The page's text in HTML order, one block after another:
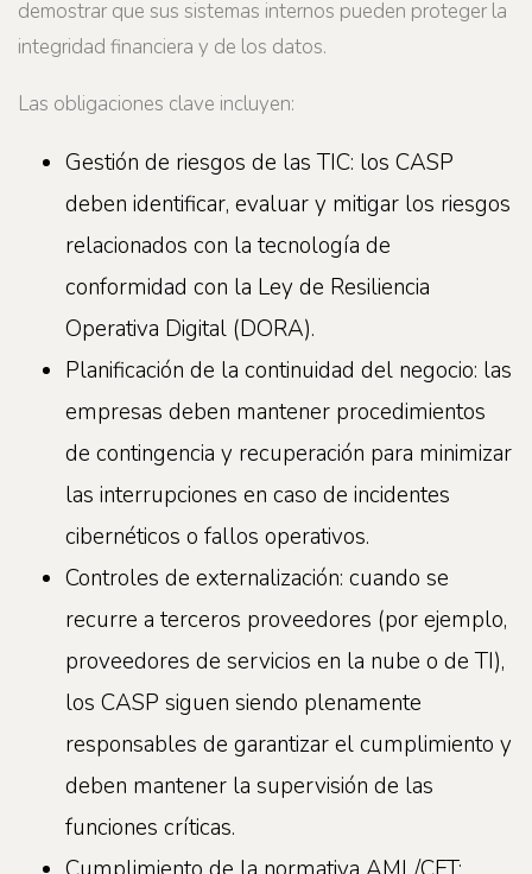
demostrar que sus sistemas internos pueden proteger la
integridad financiera y de los datos.
Las obligaciones clave incluyen:
Gestión de riesgos de las TIC: los CASP
deben identificar, evaluar y mitigar los riesgos
relacionados con la tecnología de
conformidad con la Ley de Resiliencia
Operativa Digital (DORA).
Planificación de la continuidad del negocio: las
empresas deben mantener procedimientos
de contingencia y recuperación para minimizar
las interrupciones en caso de incidentes
cibernéticos o fallos operativos.
Controles de externalización: cuando se
recurre a terceros proveedores (por ejemplo,
proveedores de servicios en la nube o de TI),
los CASP siguen siendo plenamente
responsables de garantizar el cumplimiento y
deben mantener la supervisión de las
funciones críticas.